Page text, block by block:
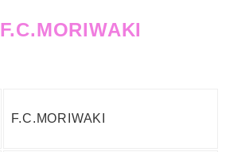
F.C.MORIWAKI
F.C.MORIWAKI